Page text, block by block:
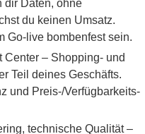
dir Daten, ohne
du keinen Umsatz.
Go-live bombenfest sein.
Center – Shopping- und
Teil deines Geschäfts.
und Preis-/Verfügbarkeits-
technische Qualität –